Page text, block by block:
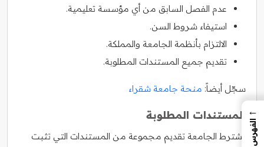
عدم الفصل السابق من أي مؤسسة تعليمية.
استيفاء شروط السن.
الالتزام بأنظمة الجامعة والمملكة.
تقديم جميع المستندات المطلوبة.
سجّل أيضاً: منحة جامعة شقراء
المستندات المطلوبة
تشترط الجامعة تقديم مجموعة من المستندات التي تثبت
←
الفهرس